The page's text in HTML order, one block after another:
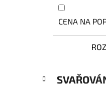
CENA NA
kategorie
a